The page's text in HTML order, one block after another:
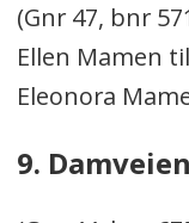
(Gnr 47, bnr
Ellen Mamen
Eleonora
9.